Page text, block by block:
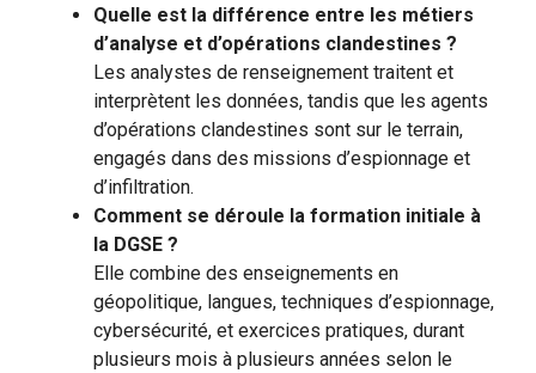
Quelle est la différence entre les métiers
d’analyse et d’opérations clandestines ?
Les analystes de renseignement traitent et
interprètent les données, tandis que les agents
d’opérations clandestines sont sur le terrain,
engagés dans des missions d’espionnage et
d’infiltration.
Comment se déroule la formation initiale à
la DGSE ?
Elle combine des enseignements en
géopolitique, langues, techniques d’espionnage,
cybersécurité, et exercices pratiques, durant
plusieurs mois à plusieurs années selon le